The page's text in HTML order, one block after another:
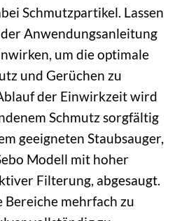
Schmutzpartikel. Lassen
Anwendungsanleitung
um die optimale
und Gerüchen zu
der Einwirkzeit wird
Schmutz sorgfältig
geeigneten Staubsauger,
Modell mit hoher
Filterung, abgesaugt.
Bereiche mehrfach zu